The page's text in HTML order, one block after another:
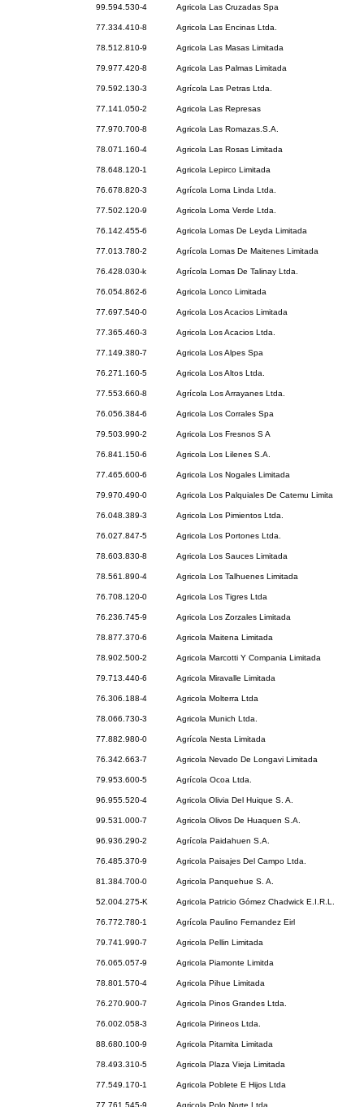
99.594.530-4 Agricola Las Cruzadas Spa
77.334.410-8 Agricola Las Encinas Ltda.
78.512.810-9 Agricola Las Masas Limitada
79.977.420-8 Agricola Las Palmas Limitada
79.592.130-3 Agrícola Las Petras Ltda.
77.141.050-2 Agricola Las Represas
77.970.700-8 Agricola Las Romazas.S.A.
78.071.160-4 Agricola Las Rosas Limitada
78.648.120-1 Agricola Lepirco Limitada
76.678.820-3 Agrícola Loma Linda Ltda.
77.502.120-9 Agricola Loma Verde Ltda.
76.142.455-6 Agricola Lomas De Leyda Limitada
77.013.780-2 Agrícola Lomas De Maitenes Limitada
76.428.030-k Agrícola Lomas De Talinay Ltda.
76.054.862-6 Agricola Lonco Limitada
77.697.540-0 Agricola Los Acacios Limitada
77.365.460-3 Agricola Los Acacios Ltda.
77.149.380-7 Agricola Los Alpes Spa
76.271.160-5 Agricola Los Altos Ltda.
77.553.660-8 Agrícola Los Arrayanes Ltda.
76.056.384-6 Agricola Los Corrales Spa
79.503.990-2 Agricola Los Fresnos S A
76.841.150-6 Agricola Los Lilenes S.A.
77.465.600-6 Agricola Los Nogales Limitada
79.970.490-0 Agricola Los Palquiales De Catemu Limita
76.048.389-3 Agricola Los Pimientos Ltda.
76.027.847-5 Agricola Los Portones Ltda.
78.603.830-8 Agricola Los Sauces Limitada
78.561.890-4 Agricola Los Talhuenes Limitada
76.708.120-0 Agricola Los Tigres Ltda
76.236.745-9 Agricola Los Zorzales Limitada
78.877.370-6 Agricola Maitena Limitada
78.902.500-2 Agricola Marcotti Y Compania Limitada
79.713.440-6 Agricola Miravalle Limitada
76.306.188-4 Agricola Molterra Ltda
78.066.730-3 Agricola Munich Ltda.
77.882.980-0 Agrícola Nesta Limitada
76.342.663-7 Agricola Nevado De Longavi Limitada
79.953.600-5 Agrícola Ocoa Ltda.
96.955.520-4 Agricola Olivia Del Huique S. A.
99.531.000-7 Agricola Olivos De Huaquen S.A.
96.936.290-2 Agrícola Paidahuen S.A.
76.485.370-9 Agricola Paisajes Del Campo Ltda.
81.384.700-0 Agricola Panquehue S. A.
52.004.275-K Agricola Patricio Gómez Chadwick E.I.R.L.
76.772.780-1 Agrícola Paulino Fernandez Eirl
79.741.990-7 Agricola Pellin Limitada
76.065.057-9 Agricola Piamonte Limitda
78.801.570-4 Agricola Pihue Limitada
76.270.900-7 Agricola Pinos Grandes Ltda.
76.002.058-3 Agricola Pirineos Ltda.
88.680.100-9 Agricola Pitamita Limitada
78.493.310-5 Agricola Plaza Vieja Limitada
77.549.170-1 Agricola Poblete E Hijos Ltda
77.761.545-9 Agricola Polo Norte Ltda.